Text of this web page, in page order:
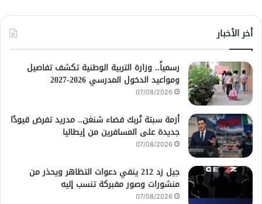
أخر الأخبار
رسمياً.. وزارة التربية الوطنية تكشف تفاصيل
ومواعيد الدخول المدرسي 2026-2027
07/08/2026
أزمة سبتة تُربك فضاء شنغن.. مدريد تفرض قيودًا
جديدة على المسافرين من إيطاليا
07/08/2026
جيل زد 212 ينفي دعوات التظاهر ويحذر من
منشورات وصور مفبركة تنسب إليه
07/08/2026